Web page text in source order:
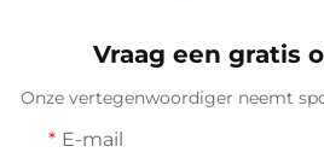
en draadloos
droogvacuüm voor
hotels en huishoudens
Vraag een gratis
Onze vertegenwoordiger neemt
E-mail